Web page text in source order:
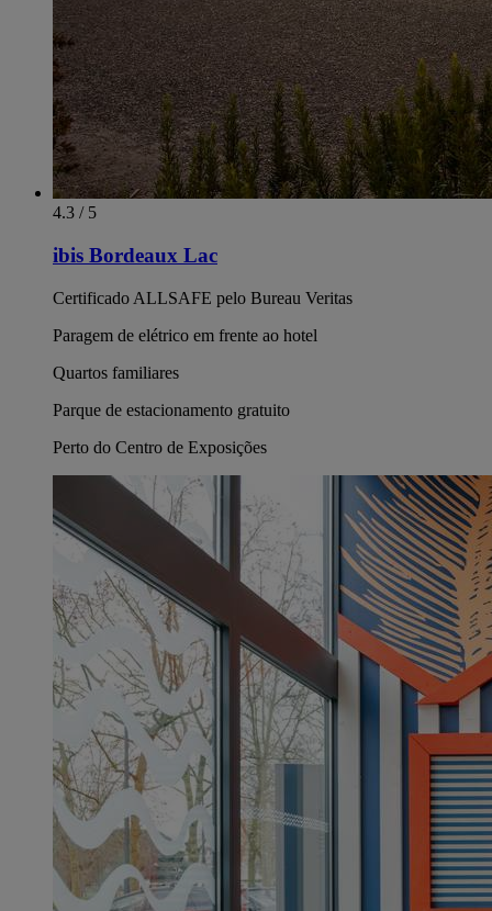
4.3 / 5
ibis Bordeaux Lac
Certificado ALLSAFE pelo Bureau Veritas
Paragem de elétrico em frente ao hotel
Quartos familiares
Parque de estacionamento gratuito
Perto do Centro de Exposições